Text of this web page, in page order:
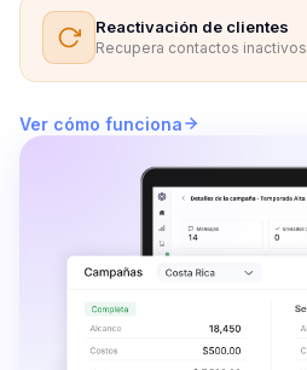
Reactivación de clientes
Recupera contactos inactivos
Ver cómo funciona